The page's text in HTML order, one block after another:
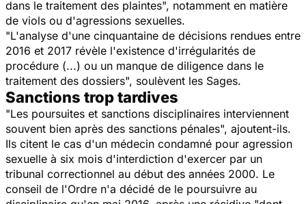
dans le traitement des plaintes", notamment en matière
de viols ou d'agressions sexuelles.
"L'analyse d'une cinquantaine de décisions rendues entre
2016 et 2017 révèle l'existence d'irrégularités de
procédure (...) ou un manque de diligence dans le
traitement des dossiers", soulèvent les Sages.
Sanctions trop tardives
"Les poursuites et sanctions disciplinaires interviennent
souvent bien après des sanctions pénales", ajoutent-ils.
Ils citent le cas d'un médecin condamné pour agression
sexuelle à six mois d'interdiction d'exercer par un
tribunal correctionnel au début des années 2000. Le
conseil de l'Ordre n'a décidé de le poursuivre au